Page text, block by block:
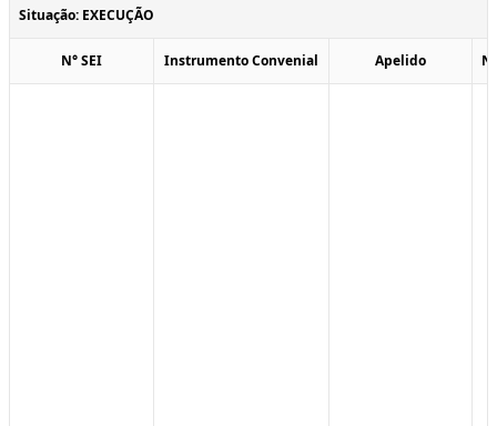
Situação: EXECUÇÃO
N° SEI Instrumento Convenial Apelido